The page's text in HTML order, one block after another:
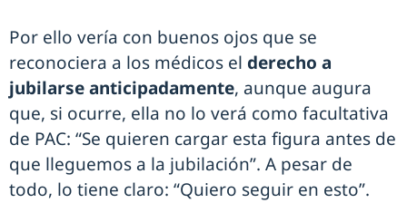
Por ello vería con buenos ojos que se
reconociera a los médicos el derecho a
jubilarse anticipadamente, aunque augura
que, si ocurre, ella no lo verá como facultativa
de PAC: “Se quieren cargar esta figura antes de
que lleguemos a la jubilación”. A pesar de
todo, lo tiene claro: “Quiero seguir en esto”.